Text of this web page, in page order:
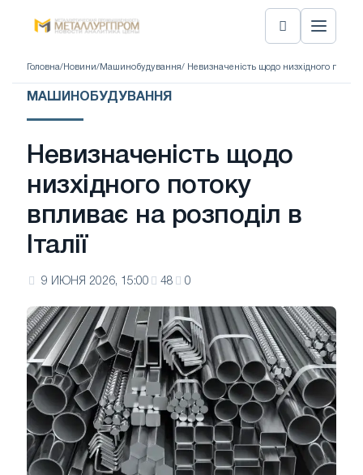
Головна/ Новини/ Машинобудування/ Невизначеність щодо низхідного потоку
МАШИНОБУДУВАННЯ
Невизначеність щодо
низхідного потоку
впливає на розподіл в
Італії
9 ИЮНЯ 2026, 15:00 48 0